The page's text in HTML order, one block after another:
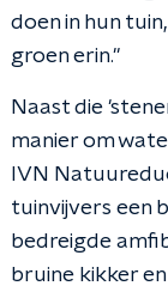
doen in hun
groen erin."
Naast die
manier om
IVN
tuinvijvers een
bedreigde
bruine kikker